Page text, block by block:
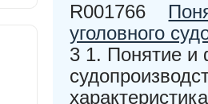
R001766
уголовного
3 1. Понятие и